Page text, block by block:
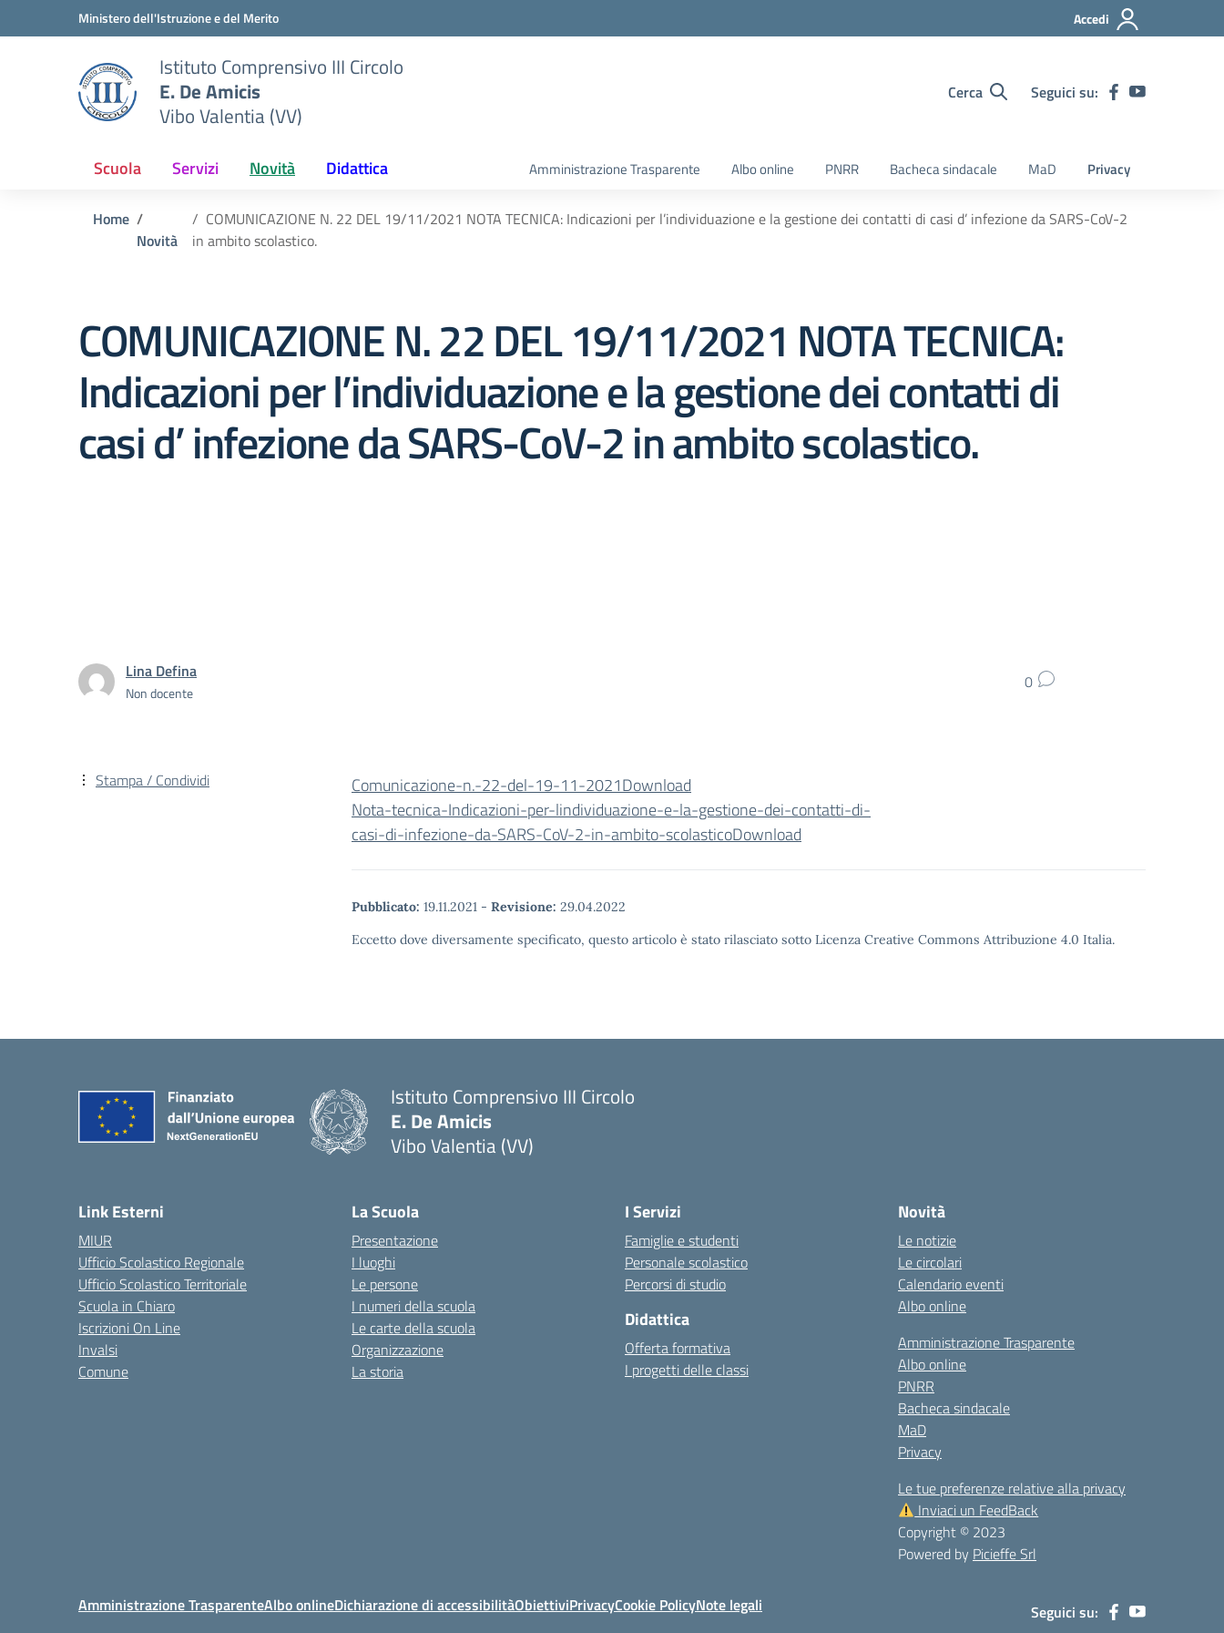
Vai ai contenuti
Vai al menu di navigazioneMinistero dell'Istruzione e del Merito Accedi
Istituto Comprensivo III Circolo
E. De Amicis
Vibo Valentia (VV)
Cerca Seguici su:
Scuola Servizi Novità Didattica Amministrazione Trasparente Albo online PNRR Bacheca sindacale MaD Privacy
Home
Novità
COMUNICAZIONE N. 22 DEL 19/11/2021 NOTA TECNICA: Indicazioni per l’individuazione e la gestione dei contatti di casi d’ infezione da SARS-CoV-2
in ambito scolastico.
COMUNICAZIONE N. 22 DEL 19/11/2021 NOTA TECNICA:
Indicazioni per l’individuazione e la gestione dei contatti di
casi d’ infezione da SARS-CoV-2 in ambito scolastico.
Lina Defina
Non docente 0
Comunicazione-n.-22-del-19-11-2021Download
Nota-tecnica-Indicazioni-per-lindividuazione-e-la-gestione-dei-contatti-di-
casi-di-infezione-da-SARS-CoV-2-in-ambito-scolasticoDownload
Pubblicato: 19.11.2021 - Revisione: 29.04.2022
Eccetto dove diversamente specificato, questo articolo è stato rilasciato sotto Licenza Creative Commons Attribuzione 4.0 Italia.
Stampa / Condividi
Istituto Comprensivo III Circolo
E. De Amicis
Vibo Valentia (VV)
Link Esterni
MIUR
Ufficio Scolastico Regionale
Ufficio Scolastico Territoriale
Scuola in Chiaro
Iscrizioni On Line
Invalsi
Comune
La Scuola
Presentazione
I luoghi
Le persone
I numeri della scuola
Le carte della scuola
Organizzazione
La storia
I Servizi
Famiglie e studenti
Personale scolastico
Percorsi di studio
Didattica
Offerta formativa
I progetti delle classi
Novità
Le notizie
Le circolari
Calendario eventi
Albo online
Amministrazione Trasparente
Albo online
PNRR
Bacheca sindacale
MaD
Privacy
Le tue preferenze relative alla privacy
Inviaci un FeedBack
Copyright © 2023
Powered by Picieffe Srl
Amministrazione TrasparenteAlbo onlineDichiarazione di accessibilitàObiettiviPrivacyCookie PolicyNote legali Seguici su: